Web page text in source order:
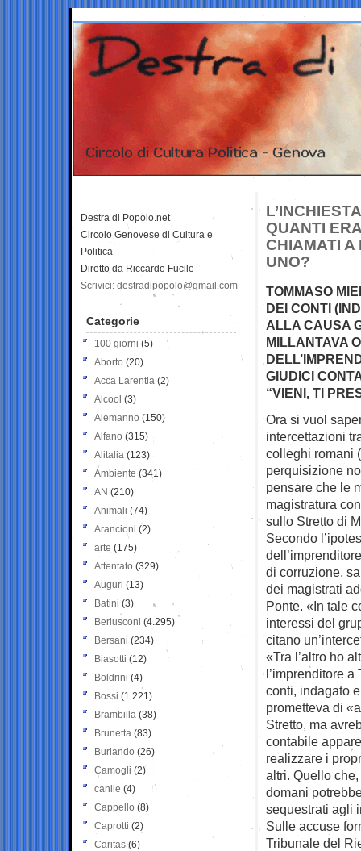
QUANTI
CHIAMATI A
UNO?
TOMMASO
DEI CONTI
ALLA CAUSA
MILLANTAVA
GIUDICI
“VIENI, TI
Ora si vuol
intercettazioni
colleghi romani
perquisizione
pensare che le
magistratura
sullo Stretto di
Secondo
di corruzione,
dei magistrati
Ponte. «In tale
interessi del
citano
«Tra l’altro ho
l’imprenditore
conti, indagato
prometteva di
Stretto, ma
contabile
realizzare i
altri. Quello
domani
sequestrati agli
Sulle accuse
Tribunale del
Destra di Popolo.net
Circolo Genovese di Cultura e
Politica
Diretto da Riccardo Fucile
Scrivici: destradipopolo@gmail.com
Categorie
100 giorni (5)
Aborto (20)
Acca Larentia (2)
Alcool (3)
Alemanno (150)
Alfano (315)
Alitalia (123)
Ambiente (341)
AN (210)
Animali (74)
Arancioni (2)
arte (175)
Attentato (329)
Auguri (13)
Batini (3)
Berlusconi (4.295)
Bersani (234)
Biasotti (12)
Boldrini (4)
Bossi (1.221)
Brambilla (38)
Brunetta (83)
Burlando (26)
Camogli (2)
canile (4)
Cappello (8)
Caprotti (2)
Caritas (6)